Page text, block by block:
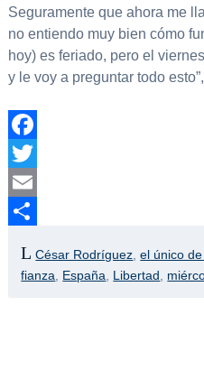
Seguramente que ahora me
no entiendo muy bien cómo
hoy) es feriado, pero el
y le voy a preguntar todo
Facebook
Twitter
Email
César Rodríguez ,el único
fianza
España Libertad